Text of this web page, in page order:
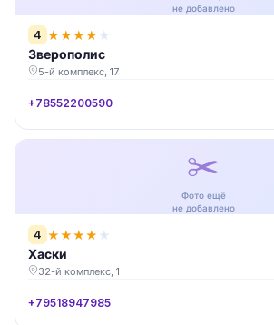
не добавлено
4 ★★★★ ★
Зверополис
5-й комплекс, 17
+78552200590
✂️
Фото ещё
не добавлено
4 ★★★★ ★
Хаски
32-й комплекс, 1
+79518947985